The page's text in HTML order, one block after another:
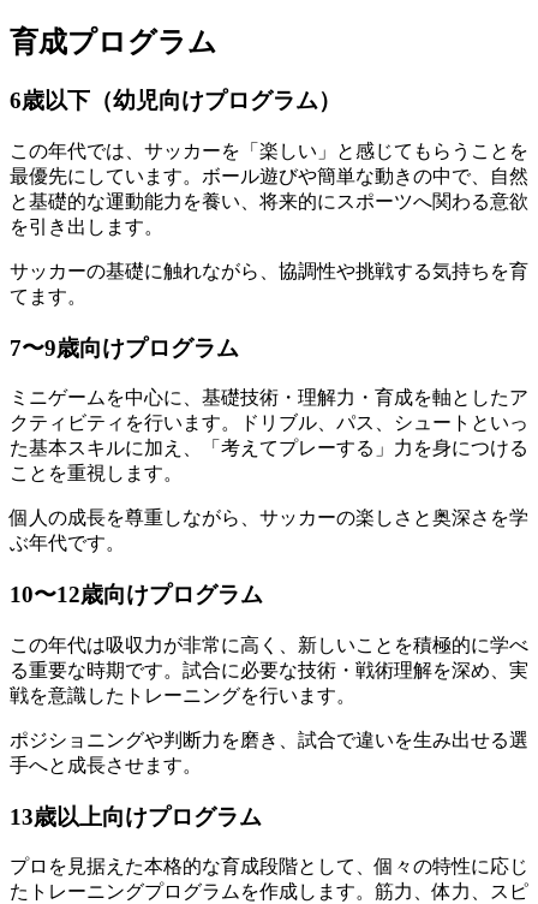
育成プログラム
6歳以下（幼児向けプログラム）
この年代では、サッカーを「楽しい」と感じてもらうことを
最優先にしています。ボール遊びや簡単な動きの中で、自然
と基礎的な運動能力を養い、将来的にスポーツへ関わる意欲
を引き出します。
サッカーの基礎に触れながら、協調性や挑戦する気持ちを育
てます。
7〜9歳向けプログラム
ミニゲームを中心に、基礎技術・理解力・育成を軸としたア
クティビティを行います。ドリブル、パス、シュートといっ
た基本スキルに加え、「考えてプレーする」力を身につける
ことを重視します。
個人の成長を尊重しながら、サッカーの楽しさと奥深さを学
ぶ年代です。
10〜12歳向けプログラム
この年代は吸収力が非常に高く、新しいことを積極的に学べ
る重要な時期です。試合に必要な技術・戦術理解を深め、実
戦を意識したトレーニングを行います。
ポジショニングや判断力を磨き、試合で違いを生み出せる選
手へと成長させます。
13歳以上向けプログラム
プロを見据えた本格的な育成段階として、個々の特性に応じ
たトレーニングプログラムを作成します。筋力、体力、スピ